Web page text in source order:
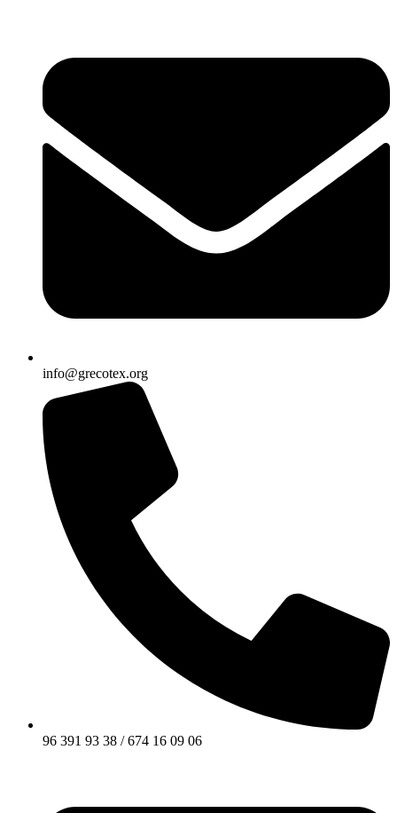
info@grecotex.org
96 391 93 38 / 674 16 09 06